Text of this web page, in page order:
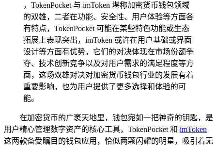
，TokenPocket 与 imToken 堪称加密货币钱包领域
的双雄，二者在功能、安全性、用户体验等方面各
有特点，TokenPocket 可能在某些特色功能或生态
拓展上表现突出，imToken 或许在用户基础或界面
设计等方面有优势，它们的对决体现在市场份额争
夺、技术创新竞争以及对用户需求的满足程度等方
面，这场双雄对决对加密货币钱包行业的发展有着
重要影响，也为用户提供了更多选择和体验的可
能。
在加密货币的广袤天地里，钱包宛如一把神奇的钥匙，是
用户精心管理数字资产的核心工具，TokenPocket 和 imToken
这两款备受瞩目的钱包应用，恰似两颗闪耀的明星，吸引着无